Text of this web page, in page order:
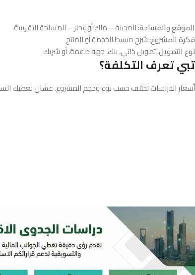
الموقع والمساحة:المدينة – ملك أو إيجار – المساحة التقريبية
فكرة المشروع:شرح مبسط للخدمة أو المنتج
نوع التمويل:تمويل ذاتي، بنك، جهة داعمة، أو شريك
تبي تعرف التكلفة؟
أسعار الدراسات تختلف حسب نوع وحجم المشروع. عشان نعطيك